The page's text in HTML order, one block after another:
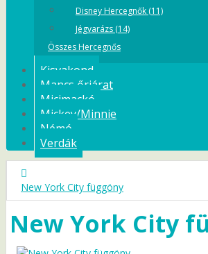
Disney Hercegnők (11)
Jégvarázs (14)
Összes Hercegnős
Kisvakond
Mancs őrjárat
Micimackó
Mickey/Minnie
Némó
Verdák
New York City függöny
New York City